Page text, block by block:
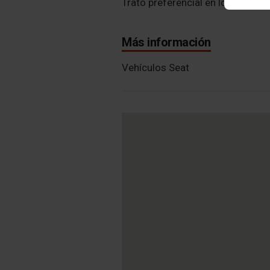
Trato preferencial en los
Más información
Vehículos Seat